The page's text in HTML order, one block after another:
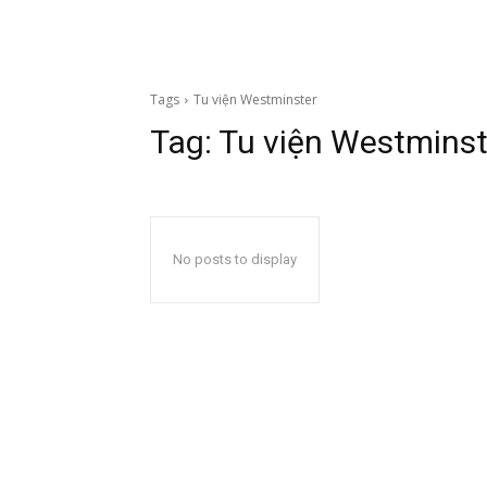
Tags Tu viện Westminster
Tag: Tu viện
No posts to display